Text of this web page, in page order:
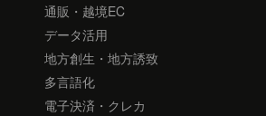
通販・越境EC
データ活用
地方創生・地方誘致
多言語化
電子決済・クレカ